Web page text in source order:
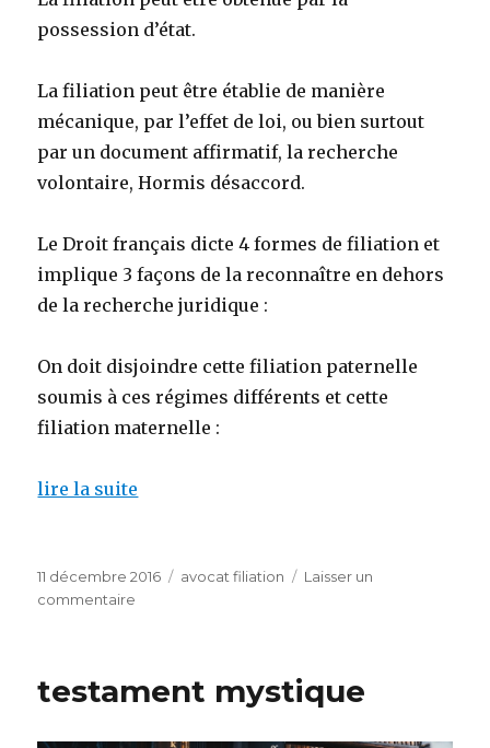
possession d’état.
La filiation peut être établie de manière
mécanique, par l’effet de loi, ou bien surtout
par un document affirmatif, la recherche
volontaire, Hormis désaccord.
Le Droit français dicte 4 formes de filiation et
implique 3 façons de la reconnaître en dehors
de la recherche juridique :
On doit disjoindre cette filiation paternelle
soumis à ces régimes différents et cette
filiation maternelle :
lire la suite
Publié
le
11 décembre 2016 Catégories
avocat filiation
Laisser un
commentaire
à
testament mystique